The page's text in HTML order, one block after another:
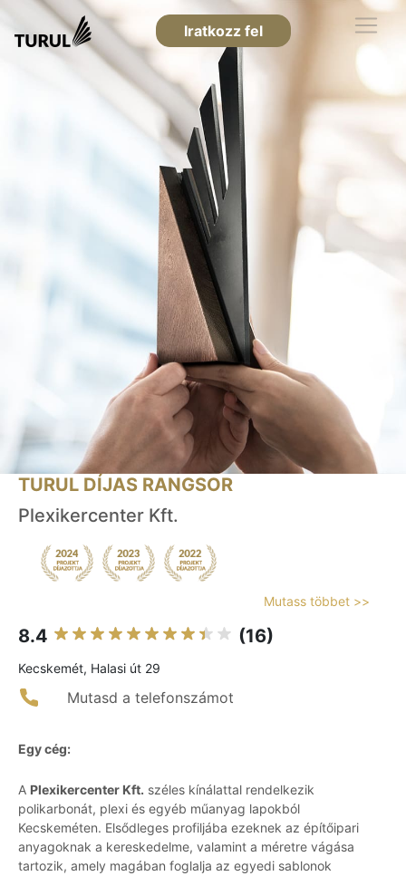
Iratkozz fel
TURUL DÍJAS RANGSOR
Plexikercenter Kft.
Mutass többet >>
8.4 (16)
Kecskemét, Halasi út 29
Mutasd a telefonszámot
Egy cég:
A Plexikercenter Kft. széles kínálattal rendelkezik
polikarbonát, plexi és egyéb műanyag lapokból
Kecskeméten. Elsődleges profiljába ezeknek az építőipari
anyagoknak a kereskedelme, valamint a méretre vágása
tartozik, amely magában foglalja az egyedi sablonok